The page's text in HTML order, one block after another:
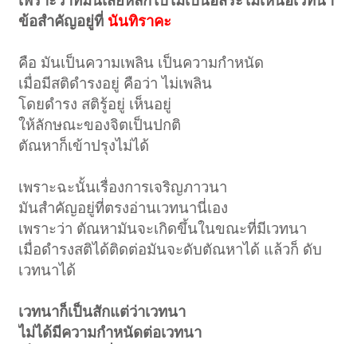
ข้อสำคัญอยู่ที่ นันทิราคะ
คือ มันเป็นความเพลิน เป็นความกำหนัด
เมื่อมีสติดำรงอยู่ คือว่า ไม่เพลิน
โดยดำรง สติรู้อยู่ เห็นอยู่
ให้ลักษณะของจิตเป็นปกติ
ตัณหาก็เข้าปรุงไม่ได้
เพราะฉะนั้นเรื่องการเจริญภาวนา
มันสำคัญอยู่ที่ตรงอ่านเวทนานี่เอง
เพราะว่า ตัณหามันจะเกิดขึ้นในขณะที่มีเวทนา
เมื่อดำรงสติได้ติดต่อมันจะดับตัณหาได้ แล้วก็ ดับ
เวทนาได้
เวทนาก็เป็นสักแต่ว่าเวทนา
ไม่ได้มีความกำหนัดต่อเวทนา